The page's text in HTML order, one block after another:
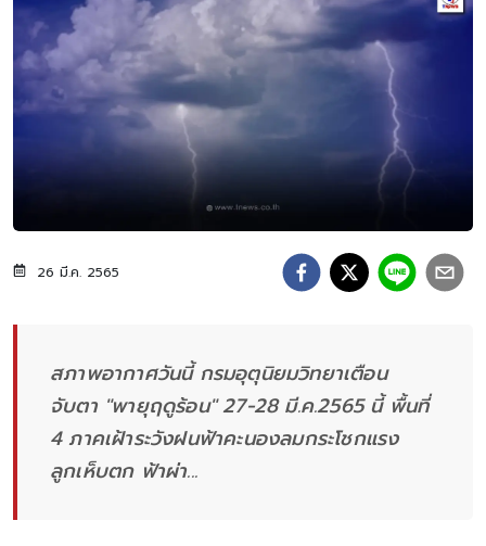
26 มี.ค. 2565
สภาพอากาศวันนี้ กรมอุตุนิยมวิทยาเตือน
จับตา "พายุฤดูร้อน" 27-28 มี.ค.2565 นี้ พื้นที่
4 ภาคเฝ้าระวังฝนฟ้าคะนองลมกระโชกแรง
ลูกเห็บตก ฟ้าผ่า...